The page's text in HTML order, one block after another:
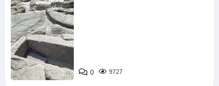
Снимка:
Bulgaria ON
AIR
0 9727